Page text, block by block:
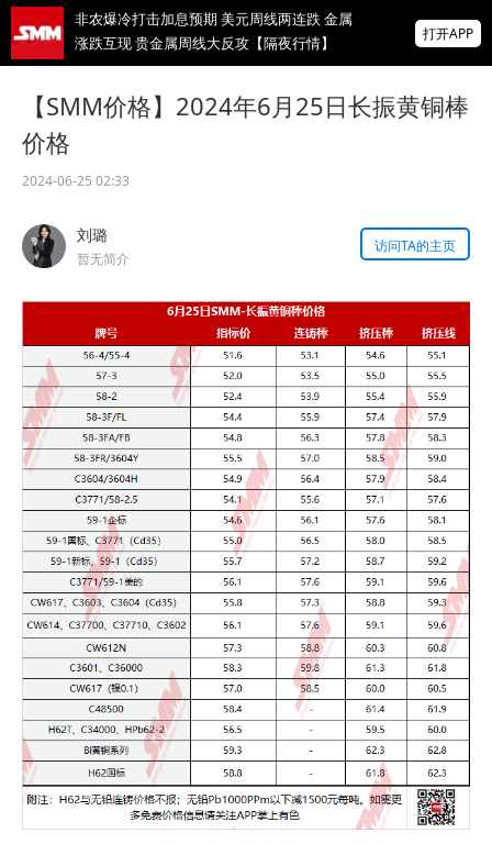
非农爆冷打击加息预期 美元周线两连跌 金属
涨跌互现 贵金属周线大反攻【隔夜行情】
寻锌行业破局发展新机遇
为有色行业打造的神器
打开APP
【SMM价格】2024年6月25日长振黄铜棒
价格
2024-06-25 02:33
刘璐
暂无简介
访问TA的主页